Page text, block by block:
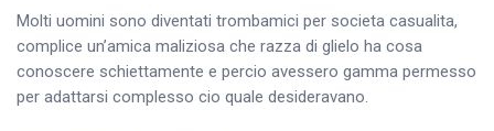
Molti uomini sono diventati trombamici per societa casualita,
complice un’amica maliziosa che razza di glielo ha cosa
conoscere schiettamente e percio avessero gamma permesso
per adattarsi complesso cio quale desideravano.